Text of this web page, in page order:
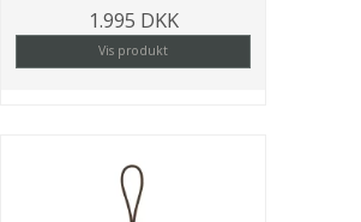
1.995 DKK
Vis produkt